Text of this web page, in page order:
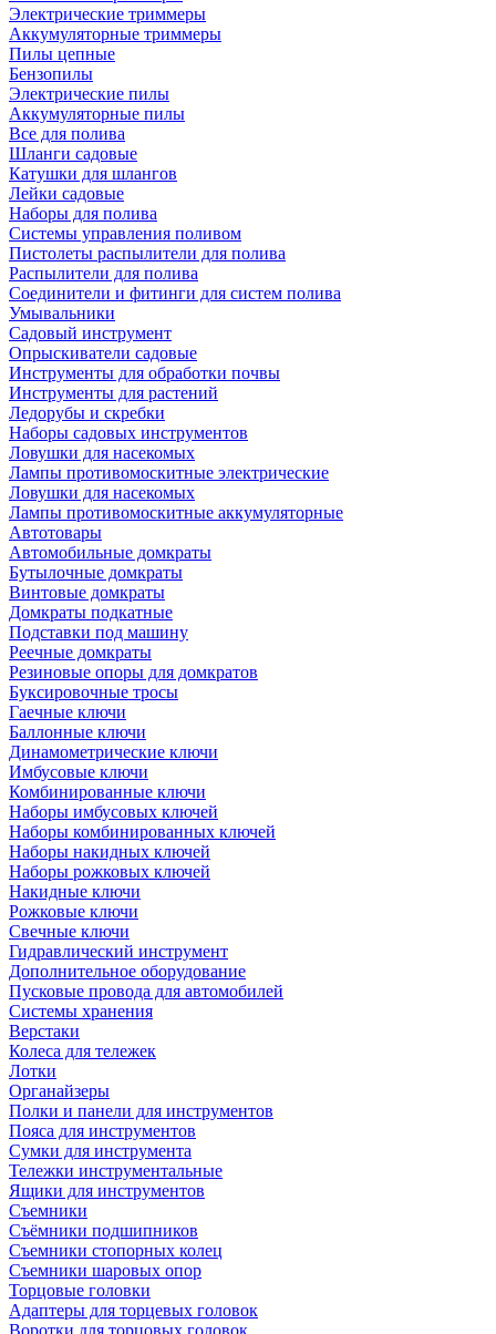
Электрические триммеры
Аккумуляторные триммеры
Пилы цепные
Бензопилы
Электрические пилы
Аккумуляторные пилы
Все для полива
Шланги садовые
Катушки для шлангов
Лейки садовые
Наборы для полива
Системы управления поливом
Пистолеты распылители для полива
Распылители для полива
Соединители и фитинги для систем полива
Умывальники
Садовый инструмент
Опрыскиватели садовые
Инструменты для обработки почвы
Инструменты для растений
Ледорубы и скребки
Наборы садовых инструментов
Ловушки для насекомых
Лампы противомоскитные электрические
Ловушки для насекомых
Лампы противомоскитные аккумуляторные
Автотовары
Автомобильные домкраты
Бутылочные домкраты
Винтовые домкраты
Домкраты подкатные
Подставки под машину
Реечные домкраты
Резиновые опоры для домкратов
Буксировочные тросы
Гаечные ключи
Баллонные ключи
Динамометрические ключи
Имбусовые ключи
Комбинированные ключи
Наборы имбусовых ключей
Наборы комбинированных ключей
Наборы накидных ключей
Наборы рожковых ключей
Накидные ключи
Рожковые ключи
Свечные ключи
Гидравлический инструмент
Дополнительное оборудование
Пусковые провода для автомобилей
Системы хранения
Верстаки
Колеса для тележек
Лотки
Органайзеры
Полки и панели для инструментов
Пояса для инструментов
Сумки для инструмента
Тележки инструментальные
Ящики для инструментов
Съемники
Съёмники подшипников
Съемники стопорных колец
Съемники шаровых опор
Торцовые головки
Адаптеры для торцевых головок
Воротки для торцовых головок